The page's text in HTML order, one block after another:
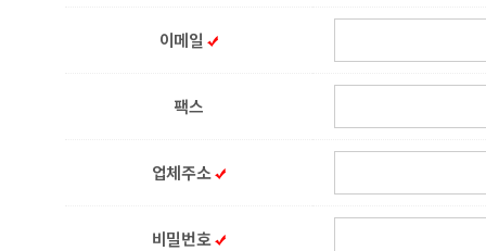
이메일
팩스
업체주소
비밀번호